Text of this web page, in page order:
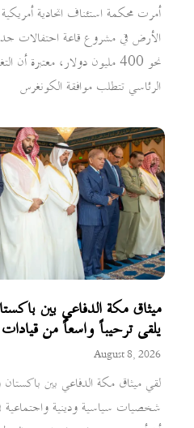
أمرت محكمة استئناف اتحادية
الأرض في مشروع قاعة احتفالات
نحو 400 مليون دولار، معتبرة
الرئاسي تتطلب موافقة الكونغرس
ميثاق مكة الدفاعي بين
يلقى ترحيباً واسعاً من
August 8, 2026
لقي ميثاق مكة الدفاعي بين
شخصيات سياسية ودينية واجتماعية